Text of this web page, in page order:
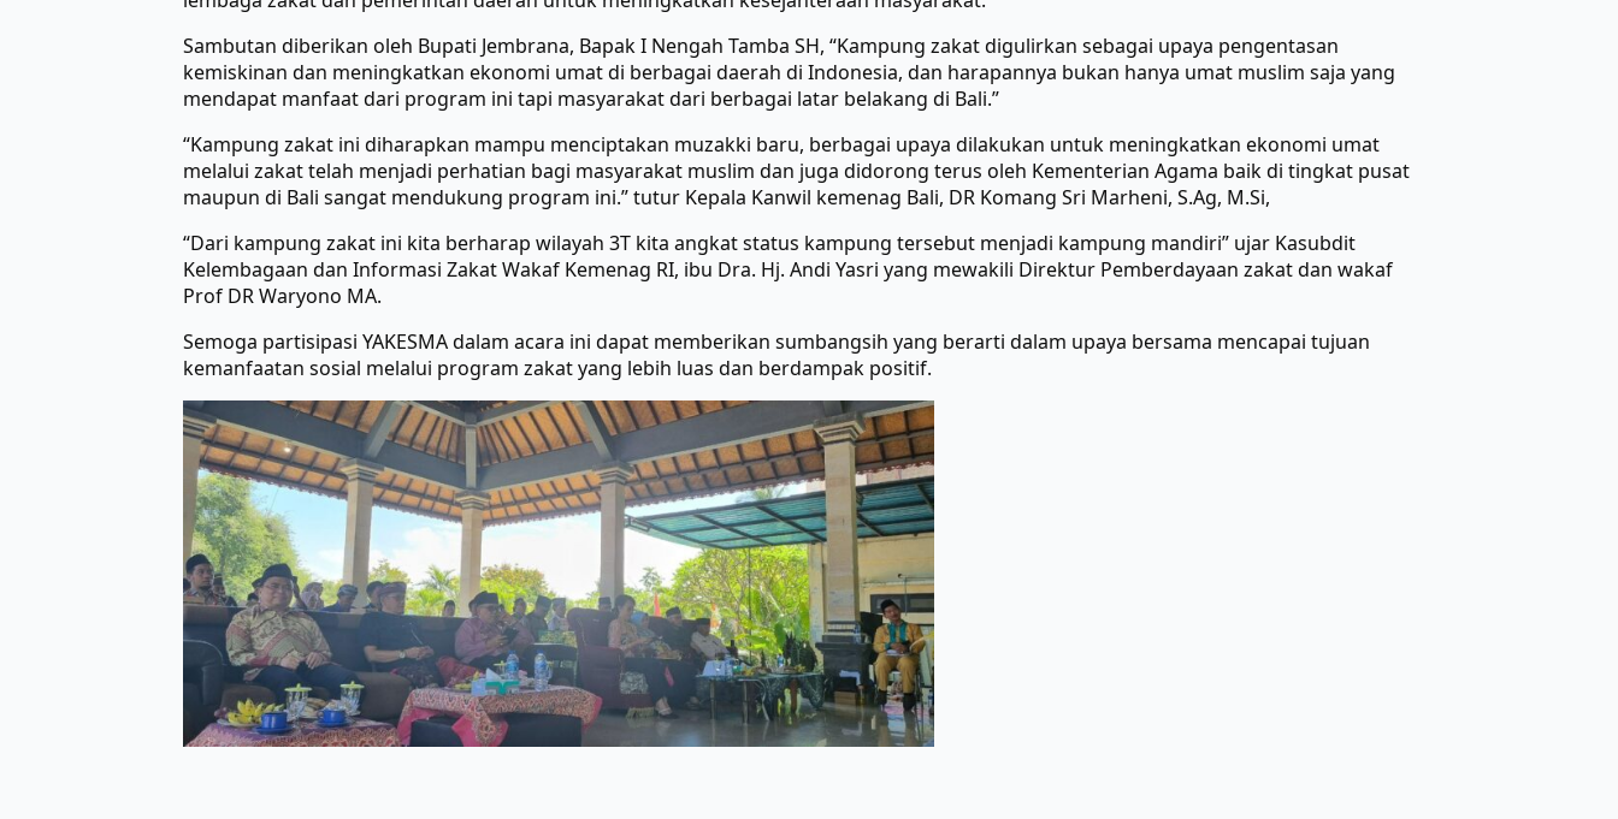
Sambutan diberikan oleh Bupati Jembrana, Bapak I Nengah Tamba SH, “Kampung zakat digulirkan sebagai upaya pengentasan
kemiskinan dan meningkatkan ekonomi umat di berbagai daerah di Indonesia, dan harapannya bukan hanya umat muslim saja yang
mendapat manfaat dari program ini tapi masyarakat dari berbagai latar belakang di Bali.”
“Kampung zakat ini diharapkan mampu menciptakan muzakki baru, berbagai upaya dilakukan untuk meningkatkan ekonomi umat
melalui zakat telah menjadi perhatian bagi masyarakat muslim dan juga didorong terus oleh Kementerian Agama baik di tingkat pusat
maupun di Bali sangat mendukung program ini.” tutur Kepala Kanwil kemenag Bali, DR Komang Sri Marheni, S.Ag, M.Si,
“Dari kampung zakat ini kita berharap wilayah 3T kita angkat status kampung tersebut menjadi kampung mandiri” ujar Kasubdit
Kelembagaan dan Informasi Zakat Wakaf Kemenag RI, ibu Dra. Hj. Andi Yasri yang mewakili Direktur Pemberdayaan zakat dan wakaf
Prof DR Waryono MA.
Semoga partisipasi YAKESMA dalam acara ini dapat memberikan sumbangsih yang berarti dalam upaya bersama mencapai tujuan
kemanfaatan sosial melalui program zakat yang lebih luas dan berdampak positif.